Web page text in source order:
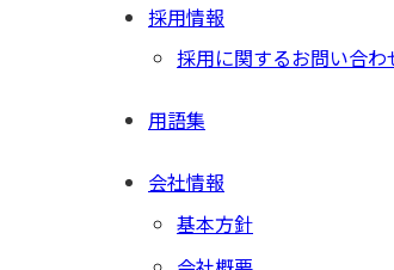
採用情報
採用に関するお問い合わ
用語集
会社情報
基本方針